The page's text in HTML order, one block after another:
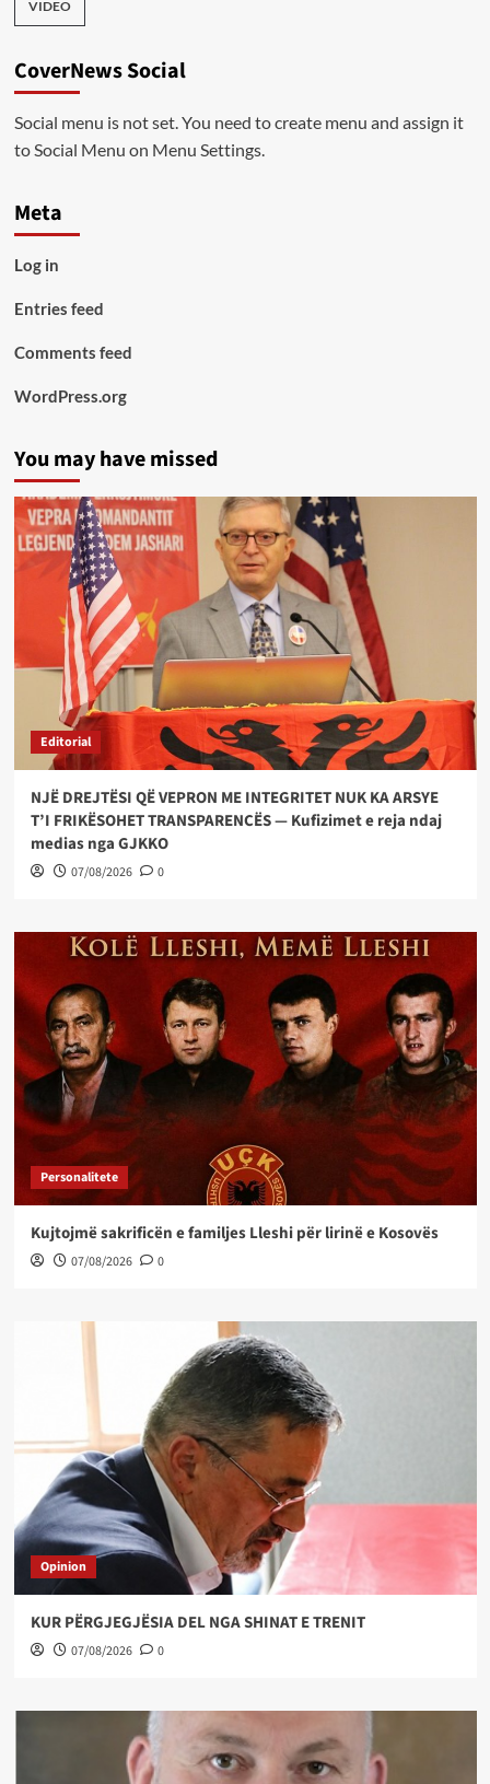
VIDEO
CoverNews Social
Social menu is not set. You need to create menu and assign it
to Social Menu on Menu Settings.
Meta
Log in
Entries feed
Comments feed
WordPress.org
You may have missed
Editorial
NJË DREJTËSI QË VEPRON ME INTEGRITET NUK KA ARSYE
T’I FRIKËSOHET TRANSPARENCËS — Kufizimet e reja ndaj
medias nga GJKKO
07/08/2026 0
Personalitete
Kujtojmë sakrificën e familjes Lleshi për lirinë e Kosovës
07/08/2026 0
Opinion
KUR PËRGJEGJËSIA DEL NGA SHINAT E TRENIT
07/08/2026 0